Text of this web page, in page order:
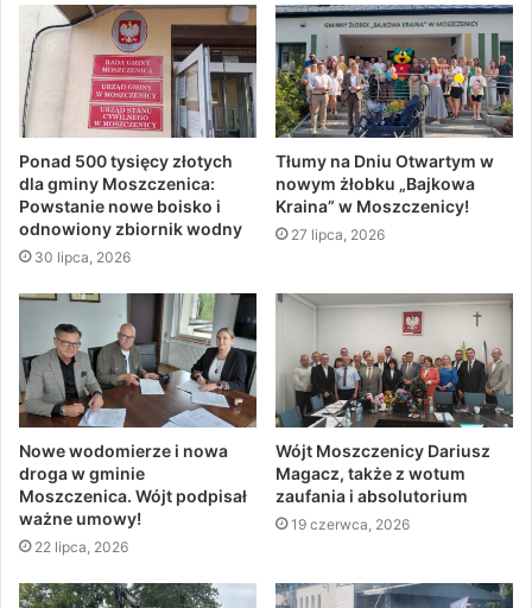
Ponad 500 tysięcy złotych
dla gminy Moszczenica:
Powstanie nowe boisko i
odnowiony zbiornik wodny
30 lipca, 2026
Tłumy na Dniu Otwartym w
nowym żłobku „Bajkowa
Kraina” w Moszczenicy!
27 lipca, 2026
Nowe wodomierze i nowa
droga w gminie
Moszczenica. Wójt podpisał
ważne umowy!
22 lipca, 2026
Wójt Moszczenicy Dariusz
Magacz, także z wotum
zaufania i absolutorium
19 czerwca, 2026